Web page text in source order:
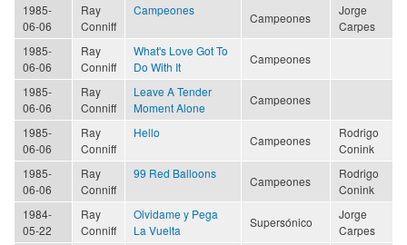
1985-
06-06
Ray
Conniff
Campeones
Campeones
Jorge
Carpes
1985-
06-06
Ray
Conniff
What's Love Got To
Do With It
Campeones
1985-
06-06
Ray
Conniff
Leave A Tender
Moment Alone
Campeones
1985-
06-06
Ray
Conniff
Hello
Campeones
Rodrigo
Conink
1985-
06-06
Ray
Conniff
99 Red Balloons
Campeones
Rodrigo
Conink
1984-
05-22
Ray
Conniff
Olvidame y Pega
La Vuelta
Supersónico
Jorge
Carpes